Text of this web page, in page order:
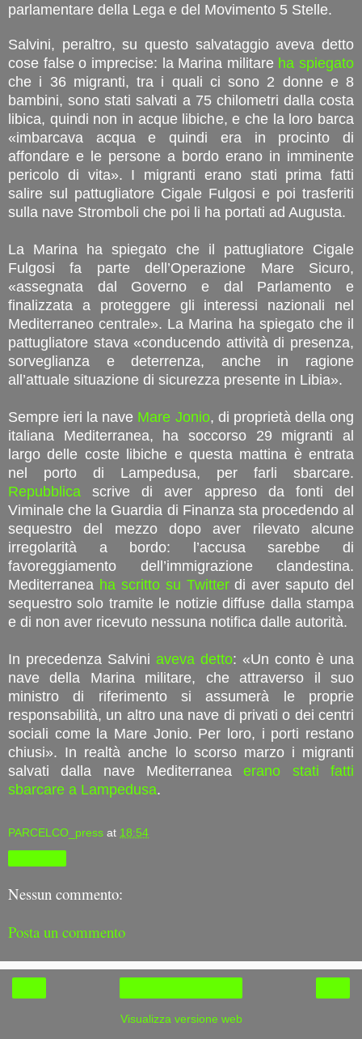
parlamentare della Lega e del Movimento 5 Stelle.
Salvini, peraltro, su questo salvataggio aveva detto
cose false o imprecise: la Marina militare ha spiegato
che i 36 migranti, tra i quali ci sono 2 donne e 8
bambini, sono stati salvati a 75 chilometri dalla costa
libica, quindi non in acque libiche, e che la loro barca
«imbarcava acqua e quindi era in procinto di
affondare e le persone a bordo erano in imminente
pericolo di vita». I migranti erano stati prima fatti
salire sul pattugliatore Cigale Fulgosi e poi trasferiti
sulla nave Stromboli che poi li ha portati ad Augusta.
La Marina ha spiegato che il pattugliatore Cigale
Fulgosi fa parte dell’Operazione Mare Sicuro,
«assegnata dal Governo e dal Parlamento e
finalizzata a proteggere gli interessi nazionali nel
Mediterraneo centrale». La Marina ha spiegato che il
pattugliatore stava «conducendo attività di presenza,
sorveglianza e deterrenza, anche in ragione
all’attuale situazione di sicurezza presente in Libia».
Sempre ieri la nave Mare Jonio, di proprietà della ong
italiana Mediterranea, ha soccorso 29 migranti al
largo delle coste libiche e questa mattina è entrata
nel porto di Lampedusa, per farli sbarcare.
Repubblica scrive di aver appreso da fonti del
Viminale che la Guardia di Finanza sta procedendo al
sequestro del mezzo dopo aver rilevato alcune
irregolarità a bordo: l’accusa sarebbe di
favoreggiamento dell’immigrazione clandestina.
Mediterranea ha scritto su Twitterdi aver saputo del
sequestro solo tramite le notizie diffuse dalla stampa
e di non aver ricevuto nessuna notifica dalle autorità.
In precedenza Salvini aveva detto: «Un conto è una
nave della Marina militare, che attraverso il suo
ministro di riferimento si assumerà le proprie
responsabilità, un altro una nave di privati o dei centri
sociali come la Mare Jonio. Per loro, i porti restano
chiusi». In realtà anche lo scorso marzo i migranti
salvati dalla nave Mediterraneaerano stati fatti
sbarcare a Lampedusa.
PARCELCO_press at 18:54
Nessun commento:
Posta un commento
Visualizza versione web